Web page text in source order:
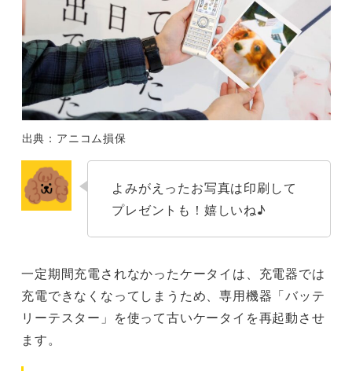
出典：アニコム損保
よみがえったお写真は印刷して
プレゼントも！嬉しいね♪
一定期間充電されなかったケータイは、充電器では
充電できなくなってしまうため、専用機器「バッテ
リーテスター」を使って古いケータイを再起動させ
ます。